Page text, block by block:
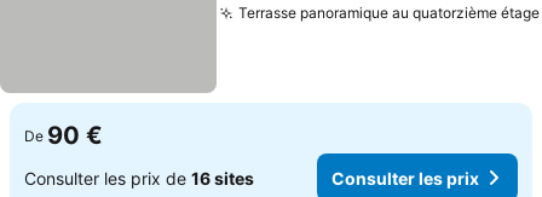
Terrasse panoramique au quatorzième étage
De 90 €
Consulter les prix de 16 sites Consulter les prix